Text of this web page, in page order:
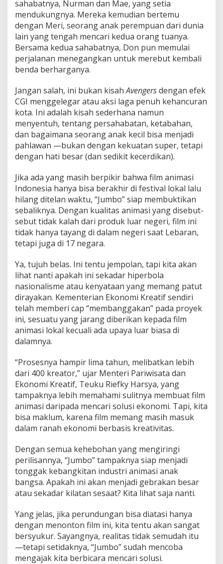
sahabatnya, Nurman dan Mae, yang setia
mendukungnya. Mereka kemudian bertemu
dengan Meri, seorang anak perempuan dari dunia
lain yang tengah mencari kedua orang tuanya.
Bersama kedua sahabatnya, Don pun memulai
perjalanan menegangkan untuk merebut kembali
benda berharganya.
Jangan salah, ini bukan kisahAvengersdengan efek
CGI menggelegar atau aksi laga penuh kehancuran
kota. Ini adalah kisah sederhana namun
menyentuh, tentang persahabatan, ketabahan,
dan bagaimana seorang anak kecil bisa menjadi
pahlawan —bukan dengan kekuatan super, tetapi
dengan hati besar (dan sedikit kecerdikan).
Jika ada yang masih berpikir bahwa film animasi
Indonesia hanya bisa berakhir di festival lokal lalu
hilang ditelan waktu, “Jumbo” siap membuktikan
sebaliknya. Dengan kualitas animasi yang disebut-
sebut tidak kalah dari produk luar negeri, film ini
tidak hanya tayang di dalam negeri saat Lebaran,
tetapi juga di 17 negara.
Ya, tujuh belas. Ini tentu jempolan, tapi kita akan
lihat nanti apakah ini sekadar hiperbola
nasionalisme atau kenyataan yang memang patut
dirayakan. Kementerian Ekonomi Kreatif sendiri
telah memberi cap “membanggakan” pada proyek
ini, sesuatu yang jarang diberikan kepada film
animasi lokal kecuali ada upaya luar biasa di
dalamnya.
“Prosesnya hampir lima tahun, melibatkan lebih
dari 400 kreator,” ujar Menteri Pariwisata dan
Ekonomi Kreatif, Teuku Riefky Harsya, yang
tampaknya lebih memahami sulitnya membuat film
animasi daripada mencari solusi ekonomi. Tapi, kita
bisa maklum, karena film memang masih masuk
dalam ranah ekonomi berbasis kreativitas.
Dengan semua kehebohan yang mengiringi
perilisannya, “Jumbo” tampaknya siap menjadi
tonggak kebangkitan industri animasi anak
bangsa. Apakah ini akan menjadi gebrakan besar
atau sekadar kilatan sesaat? Kita lihat saja nanti.
Yang jelas, jika perundungan bisa diatasi hanya
dengan menonton film ini, kita tentu akan sangat
bersyukur. Sayangnya, realitas tidak semudah itu
—tetapi setidaknya, “Jumbo” sudah mencoba
mengajak kita berbicara mencari solusi.